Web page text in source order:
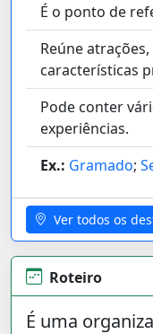
É o ponto de
Reúne
características
Pode conter
experiências.
Ex.: Gramado;
Ver todos os
Roteiro
É uma